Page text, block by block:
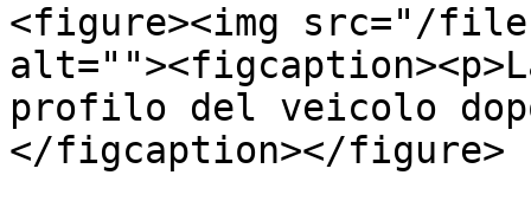
<figure><img src="/files/
profilo del veicolo
</figcaption></figure>